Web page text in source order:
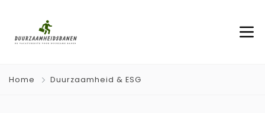
Home Duurzaamheid & ESG